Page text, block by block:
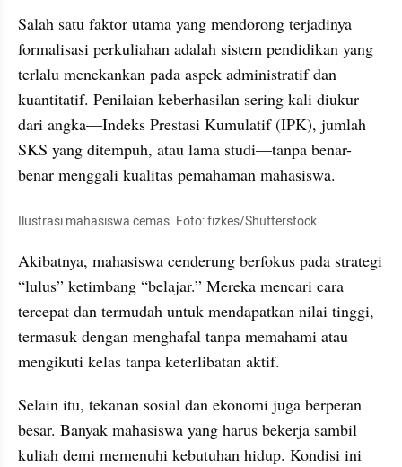
Salah satu faktor utama yang mendorong terjadinya
formalisasi perkuliahan adalah sistem pendidikan yang
terlalu menekankan pada aspek administratif dan
kuantitatif. Penilaian keberhasilan sering kali diukur
dari angka—Indeks Prestasi Kumulatif (IPK), jumlah
SKS yang ditempuh, atau lama studi—tanpa benar-
benar menggali kualitas pemahaman mahasiswa.
Ilustrasi mahasiswa cemas. Foto: fizkes/Shutterstock
Akibatnya, mahasiswa cenderung berfokus pada strategi
“lulus” ketimbang “belajar.” Mereka mencari cara
tercepat dan termudah untuk mendapatkan nilai tinggi,
termasuk dengan menghafal tanpa memahami atau
mengikuti kelas tanpa keterlibatan aktif.
Selain itu, tekanan sosial dan ekonomi juga berperan
besar. Banyak mahasiswa yang harus bekerja sambil
kuliah demi memenuhi kebutuhan hidup. Kondisi ini